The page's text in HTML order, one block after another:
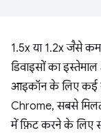
1.5x या 1.2x जैसे
डिवाइसों का
आइकॉन के लिए कई
Chrome, सबसे
में फ़िट करने के लिए